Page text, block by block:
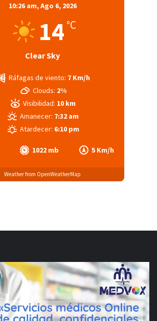
10:26 am,Ago 6, 2026
14 °C
Clear Sky
1022 mb 5 Km/h
Ráfagas de viento: 7 Km/h
Clouds: 2%
Visibilidad: 10 km
Amanecer: 7:32 am
Atardecer: 6:10 pm
Weather from OpenWeatherMap